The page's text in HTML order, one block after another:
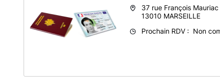
- Consulter les
Mairie de Fort-de-France
37 rue François Mauriac
13010 MARSEILLE
Prochain RDV : Non